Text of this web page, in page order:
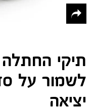
תיקי
לשמור על
יציאה